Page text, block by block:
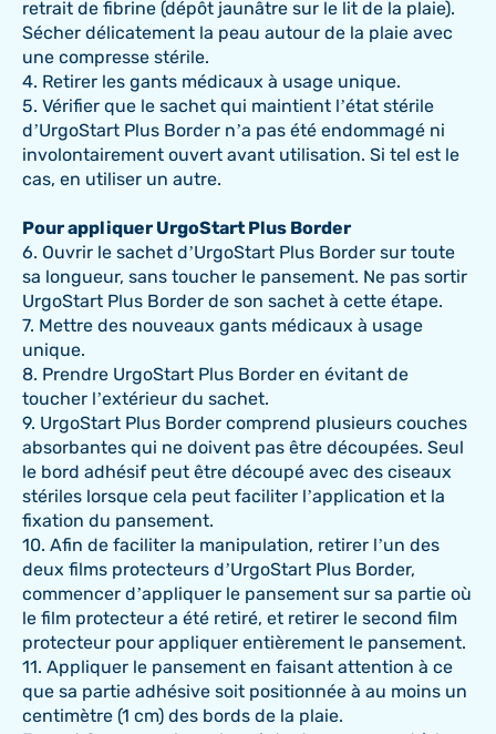
retrait de fibrine (dépôt jaunâtre sur le lit de la plaie).
Sécher délicatement la peau autour de la plaie avec
une compresse stérile.
4. Retirer les gants médicaux à usage unique.
5. Vérifier que le sachet qui maintient l’état stérile
d’UrgoStart Plus Border n’a pas été endommagé ni
involontairement ouvert avant utilisation. Si tel est le
cas, en utiliser un autre.
Pour appliquer UrgoStart Plus Border
6. Ouvrir le sachet d’UrgoStart Plus Border sur toute
sa longueur, sans toucher le pansement. Ne pas sortir
UrgoStart Plus Border de son sachet à cette étape.
7. Mettre des nouveaux gants médicaux à usage
unique.
8. Prendre UrgoStart Plus Border en évitant de
toucher l’extérieur du sachet.
9. UrgoStart Plus Border comprend plusieurs couches
absorbantes qui ne doivent pas être découpées. Seul
le bord adhésif peut être découpé avec des ciseaux
stériles lorsque cela peut faciliter l’application et la
fixation du pansement.
10. Afin de faciliter la manipulation, retirer l’un des
deux films protecteurs d’UrgoStart Plus Border,
commencer d’appliquer le pansement sur sa partie où
le film protecteur a été retiré, et retirer le second film
protecteur pour appliquer entièrement le pansement.
11. Appliquer le pansement en faisant attention à ce
que sa partie adhésive soit positionnée à au moins un
centimètre (1 cm) des bords de la plaie.